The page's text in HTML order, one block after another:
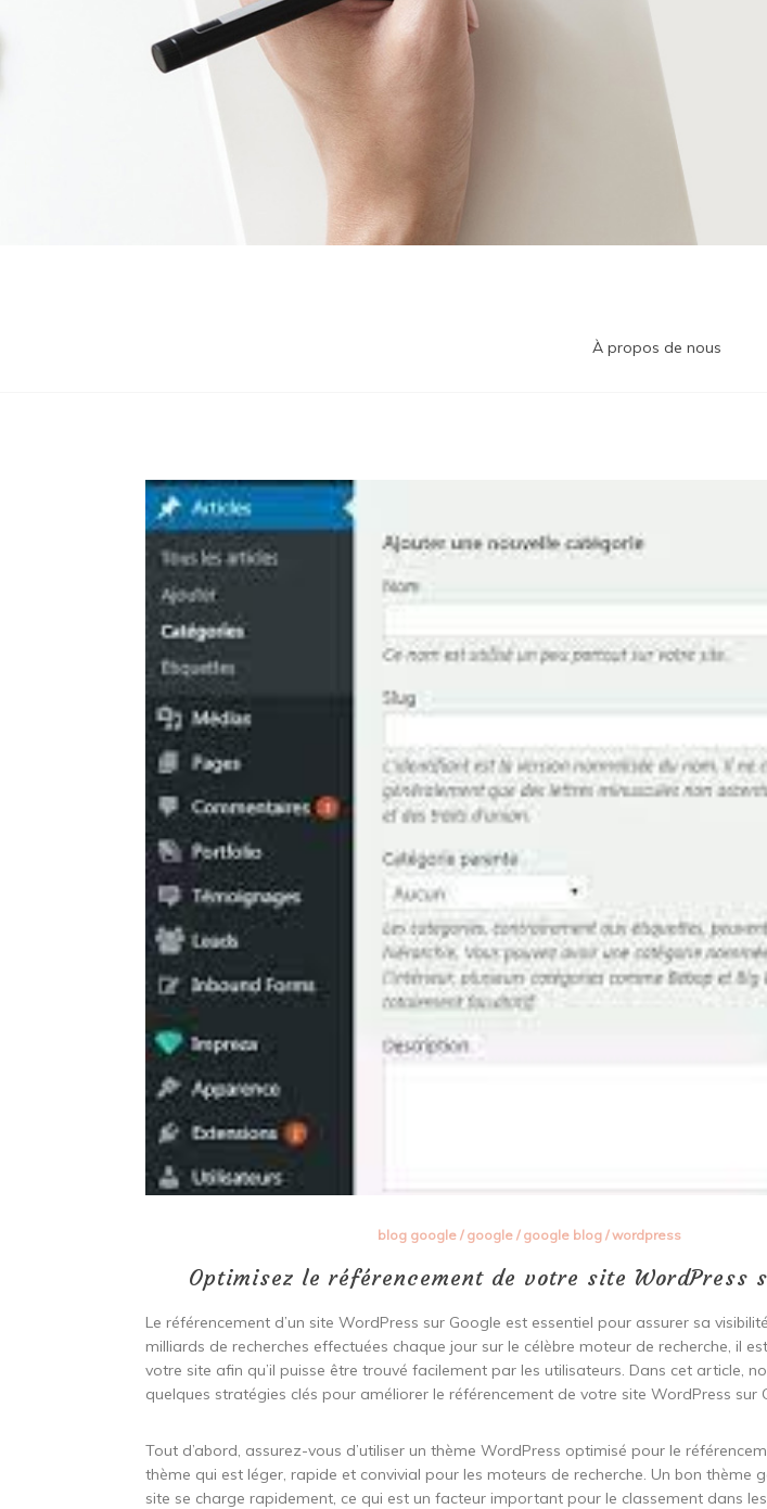
À propos de nous
blog google/ google/ google blog/wordpress
Optimisez le référencement de votre site WordPress
Le référencement d’un site WordPress sur Google est essentiel pour assurer sa
milliards de recherches effectuées chaque jour sur le célèbre moteur de recherche, il
votre site afin qu’il puisse être trouvé facilement par les utilisateurs. Dans cet article,
quelques stratégies clés pour améliorer le référencement de votre site WordPress sur
Tout d’abord, assurez-vous d’utiliser un thème WordPress optimisé pour le
thème qui est léger, rapide et convivial pour les moteurs de recherche. Un bon thème
site se charge rapidement, ce qui est un facteur important pour le classement dans